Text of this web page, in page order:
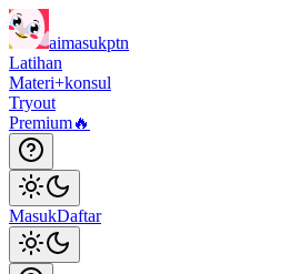
aimasukptn
Latihan
Materi+konsul
Tryout
Premium🔥
MasukDaftar